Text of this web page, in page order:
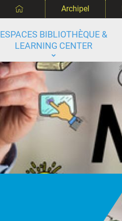
Archipel
ESPACES BIBLIOTHÈQUE &
LEARNING CENTER